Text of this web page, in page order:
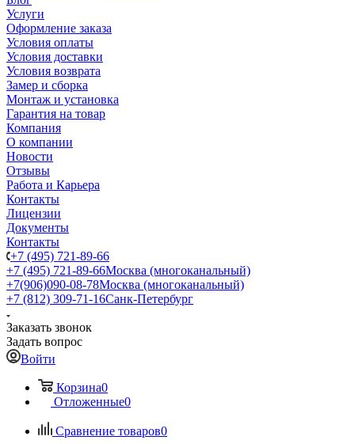
Услуги
Оформление заказа
Условия оплаты
Условия доставки
Условия возврата
Замер и сборка
Монтаж и установка
Гарантия на товар
Компания
О компании
Новости
Отзывы
Работа и Карьера
Контакты
Лицензии
Документы
Контакты
+7 (495) 721-89-66
+7 (495) 721-89-66Москва (многоканальный)
+7(906)090-08-78Москва (многоканальный)
+7 (812) 309-71-16Санк-Петербург
Заказать звонок
Задать вопрос
Войти
Корзина0
Отложенные0
Сравнение товаров0